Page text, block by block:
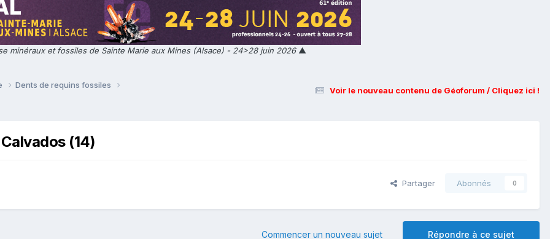
minéraux et fossiles de Sainte Marie aux Mines (Alsace) - 24>28 juin 2026▲
Voir le nouveau contenu de Géoforum / Cliquez ici !
Dents de requins fossiles
(14)
Partager Abonnés 0
Répondre à ce sujet
Commencer un nouveau sujet